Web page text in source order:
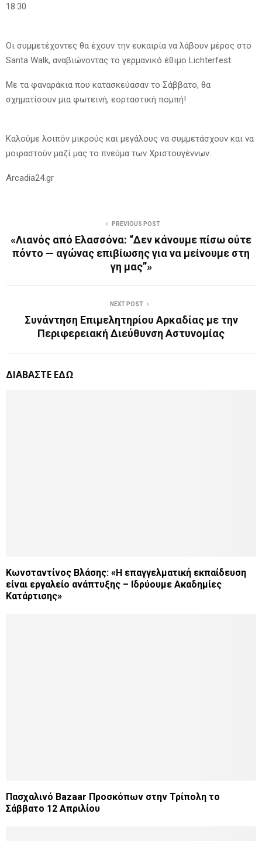
18:30
Οι συμμετέχοντες θα έχουν την ευκαιρία να λάβουν μέρος στο
Santa Walk, αναβιώνοντας το γερμανικό έθιμο Lichterfest.
Με τα φαναράκια που κατασκεύασαν το Σάββατο, θα
σχηματίσουν μια φωτεινή, εορταστική πομπή!
Καλούμε λοιπόν μικρούς και μεγάλους να συμμετάσχουν και να
μοιραστούν μαζί μας το πνεύμα των Χριστουγέννων.
Arcadia24.gr
PREVIOUS POST
«Λιανός από Ελασσόνα: “Δεν κάνουμε πίσω ούτε
πόντο — αγώνας επιβίωσης για να μείνουμε στη
γη μας”»
NEXT POST
Συνάντηση Επιμελητηρίου Αρκαδίας με την
Περιφερειακή Διεύθυνση Αστυνομίας
ΔΙΑΒΑΣΤΕ ΕΔΩ
Κωνσταντίνος Βλάσης: «Η επαγγελματική εκπαίδευση
είναι εργαλείο ανάπτυξης – Ιδρύουμε Ακαδημίες
Κατάρτισης»
Πασχαλινό Bazaar Προσκόπων στην Τρίπολη το
Σάββατο 12 Απριλίου